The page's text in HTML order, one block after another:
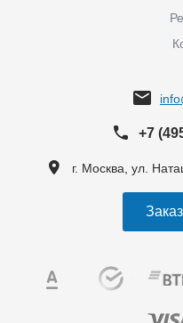
+7
г. Москва, ул.